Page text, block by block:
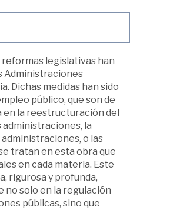
legislativas han
Administraciones
Dichas medidas han sido
público, que son de
en la reestructuración del
la
o las
tratan en esta obra que
en cada materia. Este
rigurosa y profunda,
no solo en la regulación
públicas, sino que